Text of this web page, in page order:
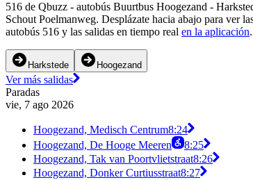
516 de Qbuzz - autobús Buurtbus Hoogezand -
Schout Poelmanweg. Desplázate hacia abajo para ver
autobús 516 y las salidas en tiempo real en la aplicación.
Harkstede Hoogezand
Ver más salidas
Paradas
vie, 7 ago 2026
Hoogezand, Medisch Centrum8:24
Hoogezand, De Hooge Meeren
8:25
Hoogezand, Tak van Poortvlietstraat8:26
Hoogezand, Donker Curtiusstraat8:27